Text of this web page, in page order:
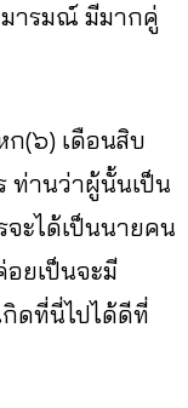
ารมณ์ มีมากคู่
(๖) เดือนสิบ
ท่านว่าผู้นั้นเป็น
ะได้เป็นนายคน
ยเป็นจะมี
กิดที่นี่ไปได้ดีที่